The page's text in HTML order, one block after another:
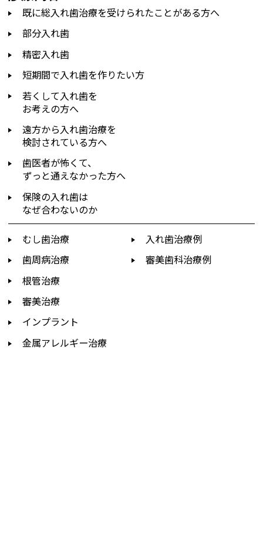
既に総入れ歯治療を受けられたことがある方へ
部分入れ歯
精密入れ歯
短期間で入れ歯を作りたい方
若くして入れ歯を
お考えの方へ
遠方から入れ歯治療を
検討されている方へ
歯医者が怖くて、
ずっと通えなかった方へ
保険の入れ歯は
なぜ合わないのか
むし歯治療
歯周病治療
根管治療
審美治療
インプラント
金属アレルギー治療
入れ歯治療例
審美歯科治療例